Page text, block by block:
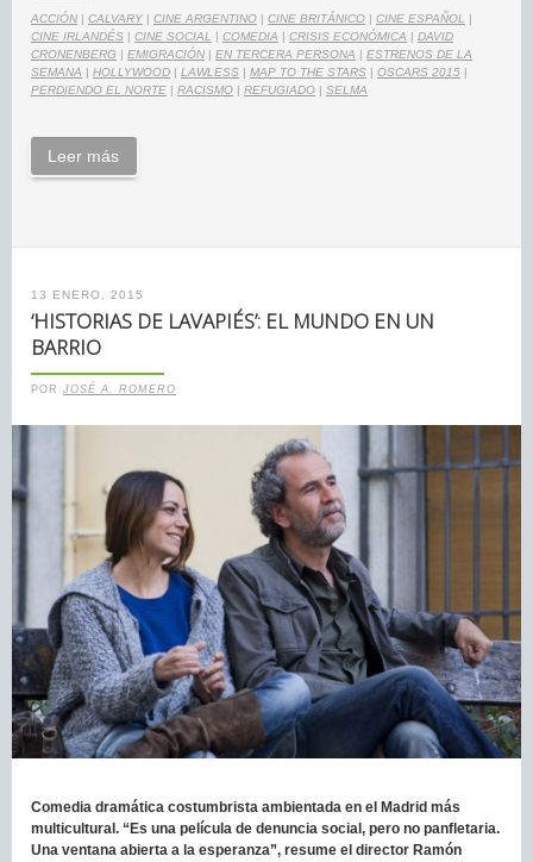
ACCIÓN | CALVARY | CINE ARGENTINO | CINE BRITÁNICO | CINE ESPAÑOL
|
CINE IRLANDÉS | CINE SOCIAL | COMEDIA | CRISIS ECONÓMICA | DAVID
CRONENBERG | EMIGRACIÓN | EN TERCERA PERSONA | ESTRENOS DE LA
SEMANA | HOLLYWOOD | LAWLESS | MAP TO THE STARS | OSCARS 2015 |
PERDIENDO EL NORTE | RACISMO | REFUGIADO | SELMA
Leer más
13 ENERO, 2015
‘HISTORIAS DE LAVAPIÉS’: EL MUNDO EN UN
BARRIO
POR JOSÉ A. ROMERO
Comedia dramática costumbrista ambientada en el Madrid más
multicultural. “Es una película de denuncia social, pero no panfletaria.
Una ventana abierta a la esperanza”, resume el director Ramón